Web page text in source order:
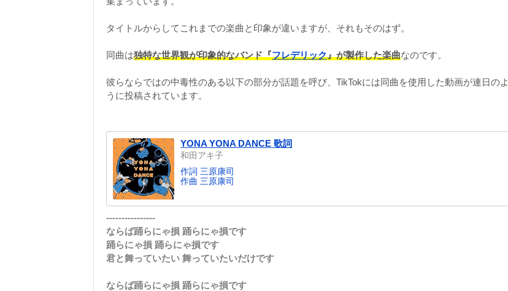
タイトルからしてこれまでの楽曲と印象が違いますが、それもそのはず。
同曲は独特な世界観が印象的なバンド『フレデリック』が製作した楽曲なのです。
彼らならではの中毒性のある以下の部分が話題を呼び、TikTokには同曲を使用した動画が連日のよ
うに投稿されています。
YONA YONA DANCE 歌詞
和田アキ子
作詞 三原康司
作曲 三原康司
----------------
ならば踊らにゃ損 踊らにゃ損です
踊らにゃ損 踊らにゃ損です
君と舞っていたい 舞っていたいだけです
ならば踊らにゃ損 踊らにゃ損です